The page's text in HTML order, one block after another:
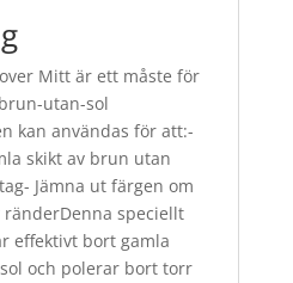
Mitt är ett måste för
utan-sol
kan användas för att:-
skikt av brun utan
Jämna ut färgen om
speciellt
effektivt bort gamla
och polerar bort torr